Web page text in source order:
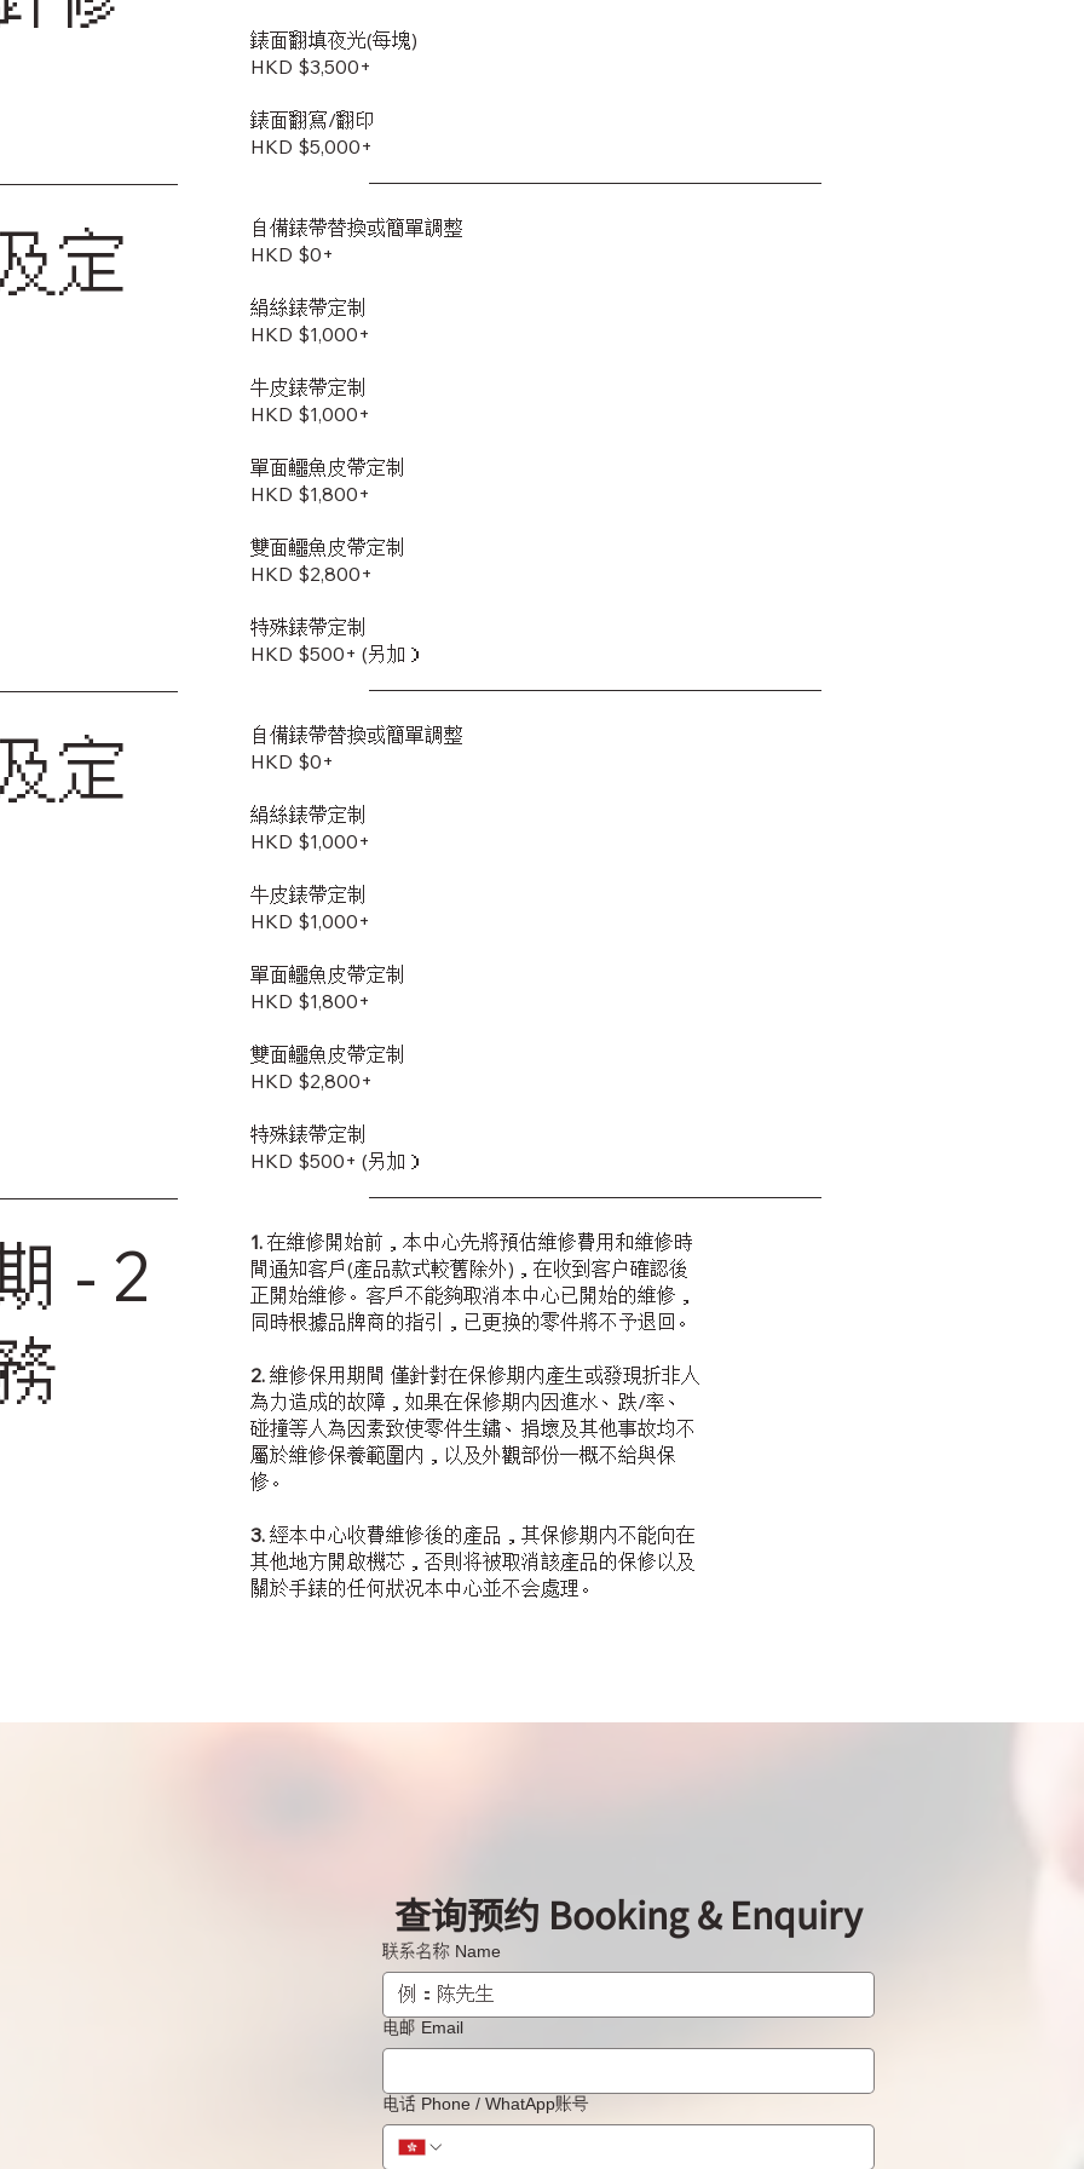
錶面翻填夜光(每塊)
HKD $3,500+
錶面翻寫/翻印
HKD $5,000+
定
自備錶帶替換或簡單調整
HKD $0+
絹絲錶帶定制
HKD $1,000+
牛皮錶帶定制
HKD $1,000+
單面鱷魚皮帶定制
HKD $1,800+
雙面鱷魚皮帶定制
​HKD $2,800+
特殊錶帶定制
HKD $500+ (另加）
定
自備錶帶替換或簡單調整
HKD $0+
絹絲錶帶定制
HKD $1,000+
牛皮錶帶定制
HKD $1,000+
單面鱷魚皮帶定制
HKD $1,800+
雙面鱷魚皮帶定制
​HKD $2,800+
特殊錶帶定制
HKD $500+ (另加）
- 2
1. 在維修開始前，本中心先將預估維修費用和維修時
間通知客戶(產品款式較舊除外)，在收到客户確認後
正開始維修。客戶不能夠取消本中心已開始的維修，
同時根據品牌商的指引，已更换的零件將不予退回。
2. 維修保用期間 僅針對在保修期内產生或發現折非人
為力造成的故障，如果在保修期内因進水、跌/率、
碰撞等人為因素致使零件生鏽、捐壞及其他事故均不
屬於維修保養範圍内，以及外觀部份一概不給與保
修。
3. 經本中心收費維修後的產品，其保修期内不能向在
其他地方開啟機芯，否則将被取消該產品的保修以及
關於手錶的任何狀况本中心並不会處理。
查询预约 Booking & Enquiry
联系名称 Name
电邮 Email
电话 Phone / WhatApp账号